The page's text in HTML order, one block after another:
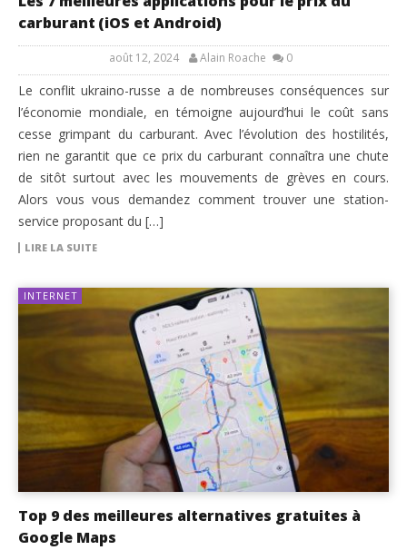
carburant (iOS et Android)
août 12, 2024 Alain Roache 0
Le conflit ukraino-russe a de nombreuses conséquences sur
l’économie mondiale, en témoigne aujourd’hui le coût sans
cesse grimpant du carburant. Avec l’évolution des hostilités,
rien ne garantit que ce prix du carburant connaîtra une chute
de sitôt surtout avec les mouvements de grèves en cours.
Alors vous vous demandez comment trouver une station-
service proposant du […]
LIRE LA SUITE
INTERNET
Top 9 des meilleures alternatives gratuites à
Google Maps